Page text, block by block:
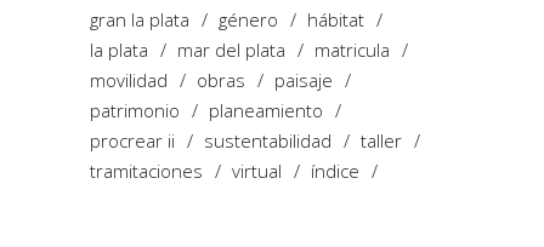
gran la plata
género
hábitat
la plata
mar del plata
matricula
movilidad
obras
paisaje
patrimonio
planeamiento
procrear ii
sustentabilidad
taller
tramitaciones
virtual índice